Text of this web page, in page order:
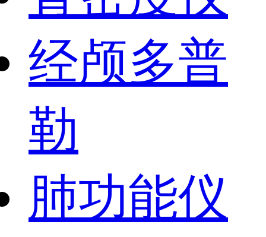
经颅多普
勒
肺功能仪